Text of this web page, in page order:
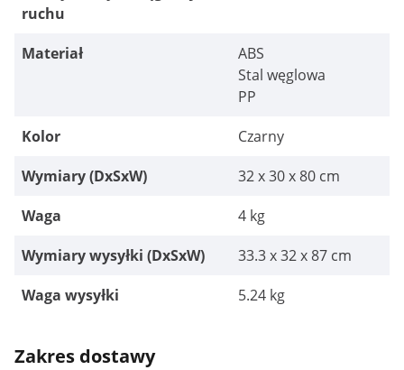
ruchu
Materiał
ABS
Stal węglowa
PP
Kolor
Czarny
Wymiary (DxSxW)
32 x 30 x 80 cm
Waga
4 kg
Wymiary wysyłki (DxSxW)
33.3 x 32 x 87 cm
Waga wysyłki
5.24 kg
Zakres dostawy